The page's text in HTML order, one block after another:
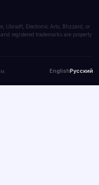
Ubisoft, Electronic Arts, Blizzard, or
registered trademarks are property
EnglishРусский